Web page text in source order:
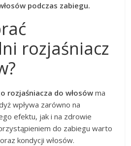
podczas zabiegu.
rozjaśniacz
rozjaśniacza do włosów ma
wpływa zarówno na
efektu, jak i na zdrowie
do zabiegu warto
kondycji włosów.